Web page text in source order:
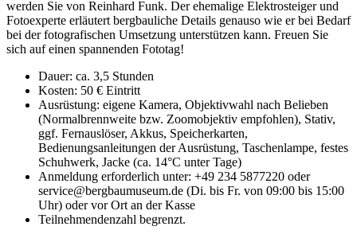
werden Sie von Reinhard Funk. Der ehemalige Elektrosteiger und
Fotoexperte erläutert bergbauliche Details genauso wie er bei Bedarf
bei der fotografischen Umsetzung unterstützen kann. Freuen Sie
sich auf einen spannenden Fototag!
Dauer: ca. 3,5 Stunden
Kosten: 50 € Eintritt
Ausrüstung: eigene Kamera, Objektivwahl nach Belieben
(Normalbrennweite bzw. Zoomobjektiv empfohlen), Stativ,
ggf. Fernauslöser, Akkus, Speicherkarten,
Bedienungsanleitungen der Ausrüstung, Taschenlampe, festes
Schuhwerk, Jacke (ca. 14°C unter Tage)
Anmeldung erforderlich unter: +49 234 5877220 oder
service@bergbaumuseum.de (Di. bis Fr. von 09:00 bis 15:00
Uhr) oder vor Ort an der Kasse
Teilnehmendenzahl begrenzt.